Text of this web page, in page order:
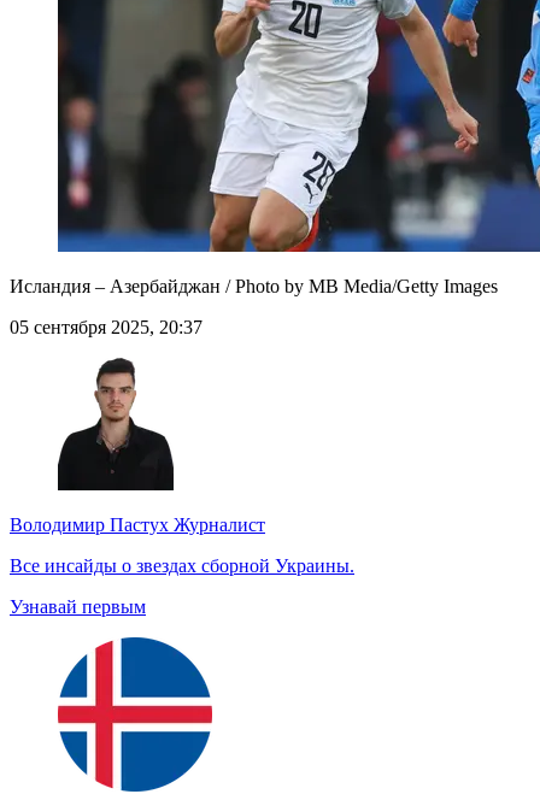
Исландия – Азербайджан / Photo by MB Media/Getty Images
05 сентября 2025, 20:37
Володимир Пастух Журналист
Все инсайды о звездах сборной Украины.
Узнавай первым